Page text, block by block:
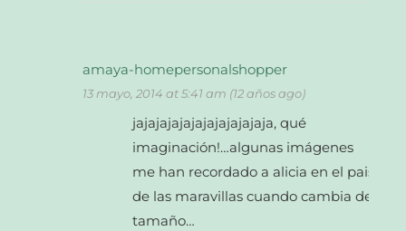
amaya-homepersonalshopper
13 mayo, 2014 at 5:41 am (12 años ago)
jajajajajajajajajajajaja, qué
imaginación!…algunas imágenes
me han recordado a alicia en el pais
de las maravillas cuando cambia de
tamaño…